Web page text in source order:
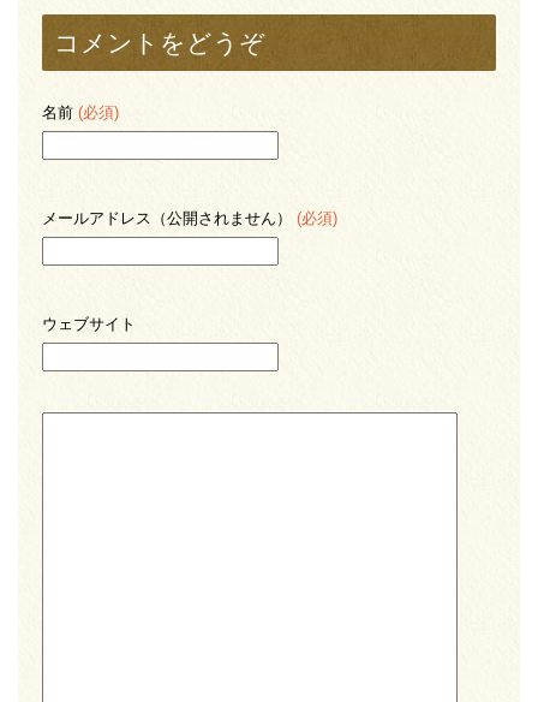
コメントをどうぞ
名前 (必須)
メールアドレス（公開されません） (必須)
ウェブサイト